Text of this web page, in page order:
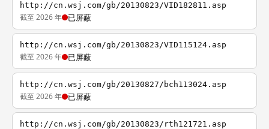
http://cn.wsj.com/gb/20130823/VID182811.asp
截至 2026 年 已屏蔽
http://cn.wsj.com/gb/20130823/VID115124.asp
截至 2026 年 已屏蔽
http://cn.wsj.com/gb/20130827/bch113024.asp
截至 2026 年 已屏蔽
http://cn.wsj.com/gb/20130823/rth121721.asp